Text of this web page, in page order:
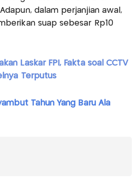
dalam perjanjian awal,
suap sebesar Rp10
Laskar FPI, Fakta soal CCTV
Terputus
Tahun Yang Baru Ala